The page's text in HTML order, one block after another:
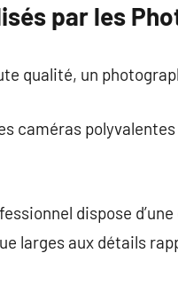
par les
qualité, un
caméras
dispose
larges aux détails